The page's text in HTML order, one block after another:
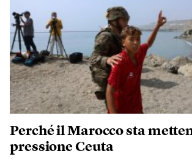
Perché il Marocco sta
pressione Ceuta